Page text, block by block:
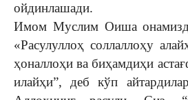
ойдинлашади.
Имом Муслим Оиша
«Расу­луллоҳ соллаллоҳу
ҳонал­лоҳи ва биҳамди­ҳи
илайҳи”, деб кўп